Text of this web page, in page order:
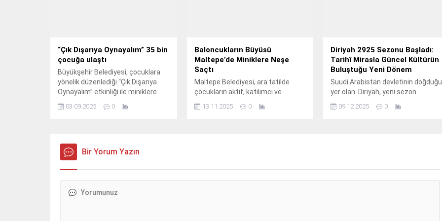
“Çık Dışarıya Oynayalım” 35 bin
çocuğa ulaştı
Büyükşehir Belediyesi, çocuklara
yönelik düzenlediği “Çık Dışarıya
Oynayalım” etkinliği ile miniklere
bir yaz tatili yaşattı.
03.09.2025 0
Baloncukların Büyüsü
Maltepe’de Miniklere Neşe
Saçtı
Maltepe Belediyesi, ara tatilde
çocukların aktif, katılımcı ve
gösteri, planetaryum ve bilim
13.11.2025 0
Diriyah 2925 Sezonu Başladı:
Tarihî Mirasla Güncel Kültürün
Buluştuğu Yeni Dönem
Suudi Arabistan devletinin doğduğu
yer olan Diriyah, yeni sezon
koruyan bir kültür ve etkinlik
09.12.2025 0
Bir Yorum Yazın